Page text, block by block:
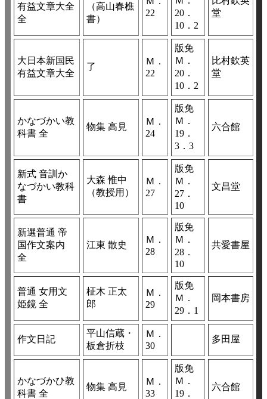
有益文章大全
全
（高山春樵
書）
22
20．
10．2
堂
大日本新国民
有益文章大全
了
Ｍ．
22
版免
Ｍ．
20．
10．2
比村欽英
堂
かなづかい教
科書 全
物集 高見
Ｍ．
24
版免
Ｍ．
19．
3．3
六合館
新式 音訓か
なづかい教科
書
大森 惟中
（教授用）
Ｍ．
27
版免
Ｍ．
27．
10
文昌堂
新選普通 帝
国作文案内
全
江東 散史
Ｍ．
28
版免
Ｍ．
28．
10
共愛書屋
普通 女用文
姫鏡 全
柾木 正太
郎
Ｍ．
29
版免
Ｍ．
29．1
岡本書房
作文日記
平山信蔵・
板倉折枝
Ｍ．
30
多田屋
かなづかひ教
科書 全
物集 高見
Ｍ．
33
版免
Ｍ．
19．
六合館